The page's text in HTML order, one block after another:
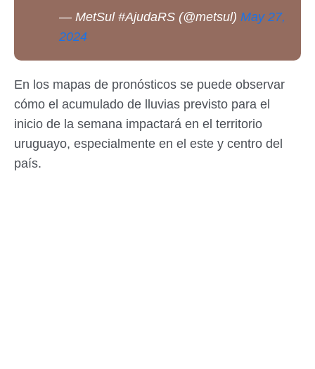
— MetSul #AjudaRS (@metsul) May 27,
2024
En los mapas de pronósticos se puede observar
cómo el acumulado de lluvias previsto para el
inicio de la semana impactará en el territorio
uruguayo, especialmente en el este y centro del
país.